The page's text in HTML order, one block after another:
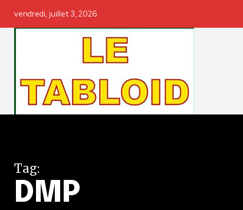
vendredi, juillet 3, 2026
Tag:
DMP